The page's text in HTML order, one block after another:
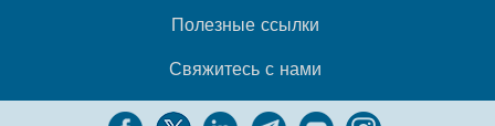
Полезные ссылки
Свяжитесь с нами